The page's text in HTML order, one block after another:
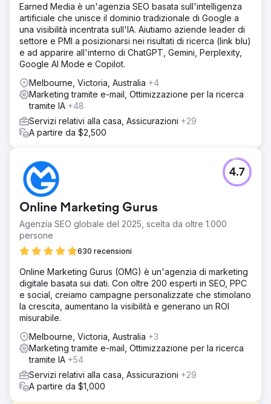
Earned Media è un'agenzia SEO basata sull'intelligenza
artificiale che unisce il dominio tradizionale di Google a
una visibilità incentrata sull'IA. Aiutiamo aziende leader di
settore e PMI a posizionarsi nei risultati di ricerca (link blu)
e ad apparire all'interno di ChatGPT, Gemini, Perplexity,
Google AI Mode e Copilot.
Melbourne, Victoria, Australia +4
Marketing tramite e-mail, Ottimizzazione per la ricerca
tramite IA +48
Servizi relativi alla casa, Assicurazioni +29
A partire da $2,500
Online Marketing Gurus
Agenzia SEO globale del 2025, scelta da oltre 1.000
persone
630 recensioni
4.7
Online Marketing Gurus (OMG) è un'agenzia di marketing
digitale basata sui dati. Con oltre 200 esperti in SEO, PPC
e social, creiamo campagne personalizzate che stimolano
la crescita, aumentano la visibilità e generano un ROI
misurabile.
Melbourne, Victoria, Australia +3
Marketing tramite e-mail, Ottimizzazione per la ricerca
tramite IA +54
Servizi relativi alla casa, Assicurazioni +29
A partire da $1,000